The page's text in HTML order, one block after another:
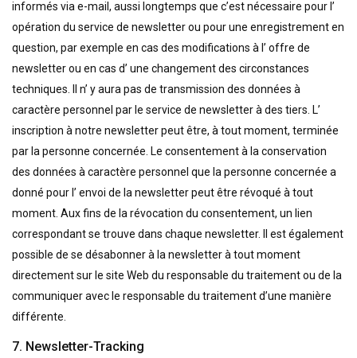
informés via e-mail, aussi longtemps que c’est nécessaire pour l’
opération du service de newsletter ou pour une enregistrement en
question, par exemple en cas des modifications à l’ offre de
newsletter ou en cas d’ une changement des circonstances
techniques. Il n’ y aura pas de transmission des données à
caractère personnel par le service de newsletter à des tiers. L’
inscription à notre newsletter peut être, à tout moment, terminée
par la personne concernée. Le consentement à la conservation
des données à caractère personnel que la personne concernée a
donné pour l’ envoi de la newsletter peut être révoqué à tout
moment. Aux fins de la révocation du consentement, un lien
correspondant se trouve dans chaque newsletter. Il est également
possible de se désabonner à la newsletter à tout moment
directement sur le site Web du responsable du traitement ou de la
communiquer avec le responsable du traitement d’une manière
différente.
7. Newsletter-Tracking